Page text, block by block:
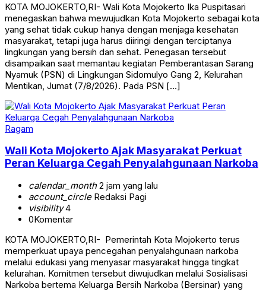
KOTA MOJOKERTO,RI- Wali Kota Mojokerto Ika Puspitasari
menegaskan bahwa mewujudkan Kota Mojokerto sebagai kota
yang sehat tidak cukup hanya dengan menjaga kesehatan
masyarakat, tetapi juga harus diiringi dengan terciptanya
lingkungan yang bersih dan sehat. Penegasan tersebut
disampaikan saat memantau kegiatan Pemberantasan Sarang
Nyamuk (PSN) di Lingkungan Sidomulyo Gang 2, Kelurahan
Mentikan, Jumat (7/8/2026). Pada PSN […]
Ragam
Wali Kota Mojokerto Ajak Masyarakat Perkuat
Peran Keluarga Cegah Penyalahgunaan Narkoba
calendar_month2 jam yang lalu
account_circleRedaksi Pagi
visibility4
0Komentar
KOTA MOJOKERTO,RI- Pemerintah Kota Mojokerto terus
memperkuat upaya pencegahan penyalahgunaan narkoba
melalui edukasi yang menyasar masyarakat hingga tingkat
kelurahan. Komitmen tersebut diwujudkan melalui Sosialisasi
Narkoba bertema Keluarga Bersih Narkoba (Bersinar) yang